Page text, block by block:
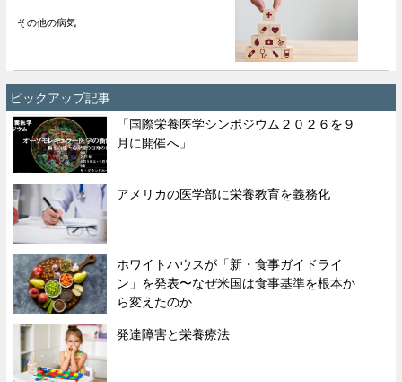
その他の病気
ピックアップ記事
「国際栄養医学シンポジウム２０２６を９
月に開催へ」
アメリカの医学部に栄養教育を義務化
ホワイトハウスが「新・食事ガイドライ
ン」を発表〜なぜ米国は食事基準を根本か
ら変えたのか
発達障害と栄養療法